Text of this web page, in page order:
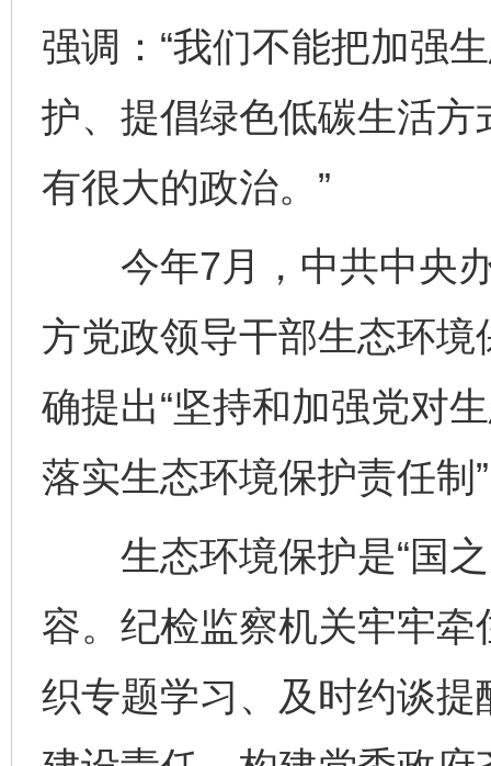
强调：“我们不能把加强
护、提倡绿色低碳生活
有很大的政治。”
今年7月，中共中央办
方党政领导干部生态环
确提出“坚持和加强党对
落实生态环境保护责任制
生态环境保护是“国之
容。纪检监察机关牢牢牵
织专题学习、及时约谈